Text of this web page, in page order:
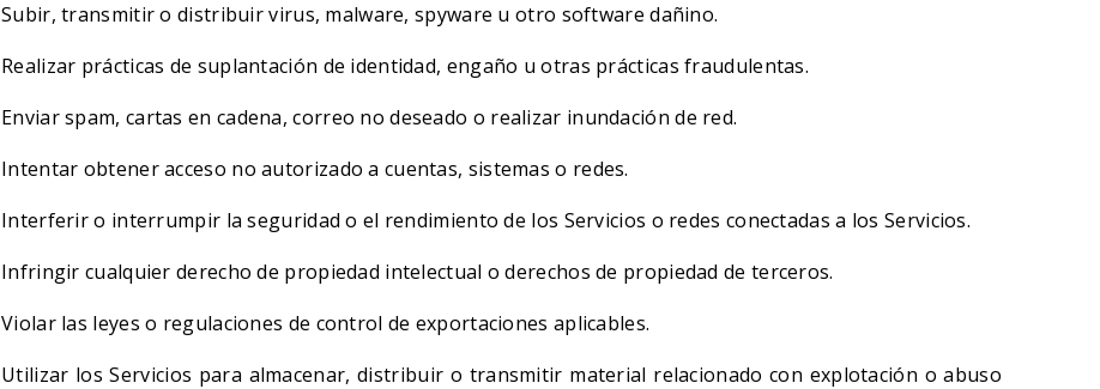
Subir, transmitir o distribuir virus, malware, spyware u otro software dañino.
Realizar prácticas de suplantación de identidad, engaño u otras prácticas fraudulentas.
Enviar spam, cartas en cadena, correo no deseado o realizar inundación de red.
Intentar obtener acceso no autorizado a cuentas, sistemas o redes.
Interferir o interrumpir la seguridad o el rendimiento de los Servicios o redes conectadas a los Servicios.
Infringir cualquier derecho de propiedad intelectual o derechos de propiedad de terceros.
Violar las leyes o regulaciones de control de exportaciones aplicables.
Utilizar los Servicios para almacenar, distribuir o transmitir material relacionado con explotación o abuso